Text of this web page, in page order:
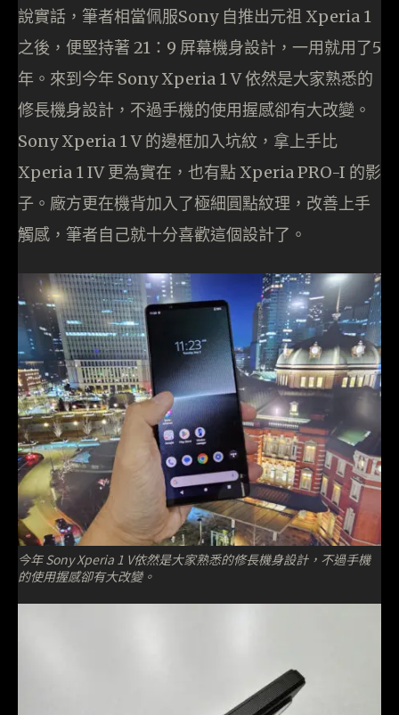
說實話，筆者相當佩服Sony 自推出元祖 Xperia 1
之後，便堅持著 21：9 屏幕機身設計，一用就用了5
年。來到今年 Sony Xperia 1 V 依然是大家熟悉的
修長機身設計，不過手機的使用握感卻有大改變。
Sony Xperia 1 V 的邊框加入坑紋，拿上手比
Xperia 1 IV 更為實在，也有點 Xperia PRO-I 的影
子。廠方更在機背加入了極細圓點紋理，改善上手
觸感，筆者自己就十分喜歡這個設計了。
今年 Sony Xperia 1 V依然是大家熟悉的修長機身設計，不過手機
的使用握感卻有大改變。